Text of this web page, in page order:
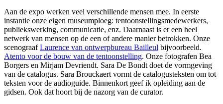
Aan de expo werken veel verschillende mensen mee. In eerste
instantie onze eigen museumploeg: tentoonstellingsmedewerkers,
publiekswerking, communicatie, enz. Daarnaast is er een heel
netwerk van mensen op de een of andere manier betrokken. Onze
scenograafLaurence van ontwerpbureau Bailleul bijvoorbeeld.
Atento voor de bouw van de tentoonstelling. Onze fotografen Bea
Borgers en Mirjam Devriendt. Sara De Bondt doet de vormgeving
van de catalogus. Sara Brouckaert vormt de catalogusteksten om tot
teksten voor de audioguide. Binnenkort geef ik opleiding aan de
gidsen. Ook dat hoort bij de nazorg van de curator.